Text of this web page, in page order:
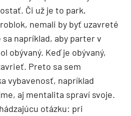
Či už je to park,
nemali by byť uzavreté
napríklad, aby parter v
obývaný. Keď je obývaný,
Preto sa sem
vybavenosť, napríklad
aj mentalita spraví svoje.
otázku: pri